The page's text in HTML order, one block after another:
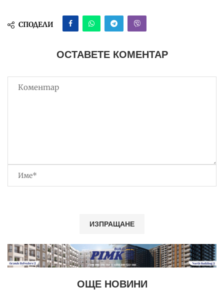
СПОДЕЛИ
ОСТАВЕТЕ КОМЕНТАР
ОЩЕ НОВИНИ